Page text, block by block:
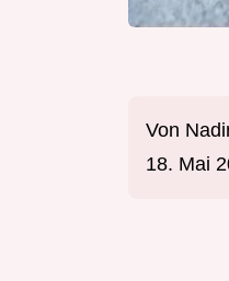
Von
18. Mai